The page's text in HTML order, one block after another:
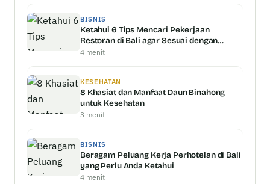
BISNIS
Ketahui 6 Tips Mencari Pekerjaan
Restoran di Bali agar Sesuai dengan
Kemampuan Anda
4 menit
KESEHATAN
8 Khasiat dan Manfaat Daun Binahong
untuk Kesehatan
3 menit
BISNIS
Beragam Peluang Kerja Perhotelan di Bali
yang Perlu Anda Ketahui
4 menit